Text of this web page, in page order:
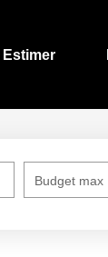
Estimer
Budget max